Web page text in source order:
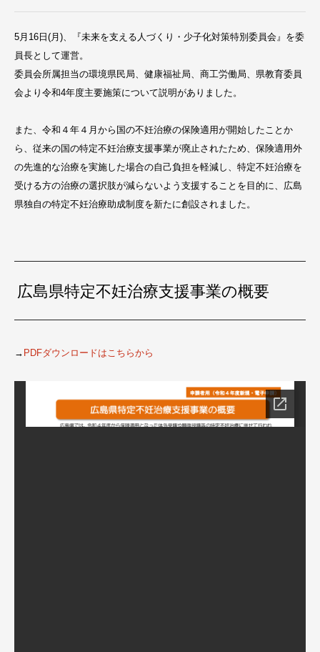
5月16日(月)、『未来を支える人づくり・少子化対策特別委員会』を委
員長として運営。
委員会所属担当の環境県民局、健康福祉局、商工労働局、県教育委員
会より令和4年度主要施策について説明がありました。
また、令和４年４月から国の不妊治療の保険適用が開始したことか
ら、従来の国の特定不妊治療支援事業が廃止されたため、保険適用外
の先進的な治療を実施した場合の自己負担を軽減し、特定不妊治療を
受ける方の治療の選択肢が減らないよう支援することを目的に、広島
県独自の特定不妊治療助成制度を新たに創設されました。
広島県特定不妊治療支援事業の概要
→ PDFダウンロードはこちらから